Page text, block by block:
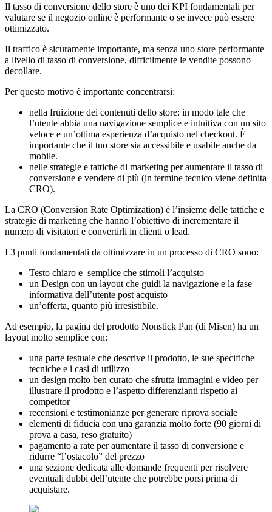
Il tasso di conversione dello store è uno dei KPI fondamentali per
valutare se il negozio online è performante o se invece può essere
ottimizzato.
Il traffico è sicuramente importante, ma senza uno store performante
a livello di tasso di conversione, difficilmente le vendite possono
decollare.
Per questo motivo è importante concentrarsi:
nella fruizione dei contenuti dello store: in modo tale che
l’utente abbia una navigazione semplice e intuitiva con un sito
veloce e un’ottima esperienza d’acquisto nel checkout. È
importante che il tuo store sia accessibile e usabile anche da
mobile.
nelle strategie e tattiche di marketing per aumentare il tasso di
conversione e vendere di più (in termine tecnico viene definita
CRO).
La CRO (Conversion Rate Optimization) è l’insieme delle tattiche e
strategie di marketing che hanno l’obiettivo di incrementare il
numero di visitatori e convertirli in clienti o lead.
I 3 punti fondamentali da ottimizzare in un processo di CRO sono:
Testo chiaro e semplice che stimoli l’acquisto
un Design con un layout che guidi la navigazione e la fase
informativa dell’utente post acquisto
un’offerta, quanto più irresistibile.
Ad esempio, la pagina del prodotto Nonstick Pan (di Misen) ha un
layout molto semplice con:
una parte testuale che descrive il prodotto, le sue specifiche
tecniche e i casi di utilizzo
un design molto ben curato che sfrutta immagini e video per
illustrare il prodotto e l’aspetto differenzianti rispetto ai
competitor
recensioni e testimonianze per generare riprova sociale
elementi di fiducia con una garanzia molto forte (90 giorni di
prova a casa, reso gratuito)
pagamento a rate per aumentare il tasso di conversione e
ridurre “l’ostacolo” del prezzo
una sezione dedicata alle domande frequenti per risolvere
eventuali dubbi dell’utente che potrebbe porsi prima di
acquistare.